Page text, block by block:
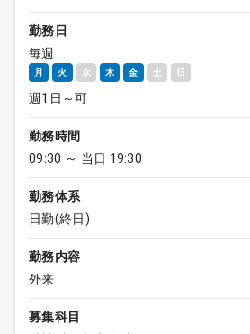
勤務日
毎週
月 火 水 木 金 土 日
週1日～可
勤務時間
09:30 ～ 当日 19:30
勤務体系
日勤(終日)
勤務内容
外来
募集科目